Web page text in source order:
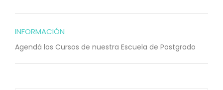
INFORMACIÓN
Agendá los Cursos de nuestra Escuela de Postgrado